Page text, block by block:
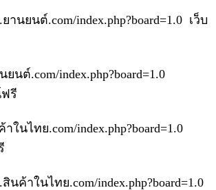
ยานยนต์.com/index.php?board=1.0 เว็บ
ยนต์.com/index.php?board=1.0
รี
ในไทย.com/index.php?board=1.0
สินค้าในไทย.com/index.php?board=1.0